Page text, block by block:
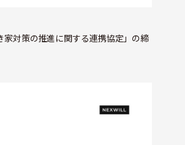
家対策の推進に関する連携協定」の締